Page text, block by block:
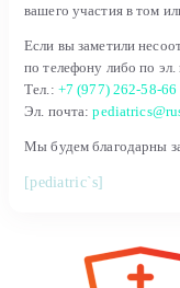
вашего участия в том
Если вы заметили
по телефону либо по эл.
Тел.: +7 (977) 262-58-66
Эл. почта:
Мы будем благодарны
[pediatric`s]